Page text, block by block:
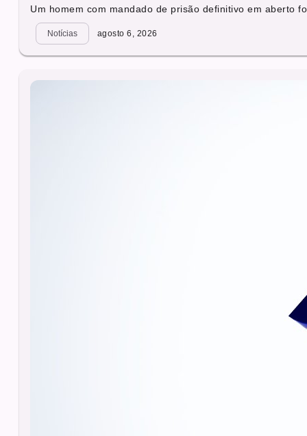
Um homem com mandado de prisão definitivo em aberto
Notícias agosto 6, 2026